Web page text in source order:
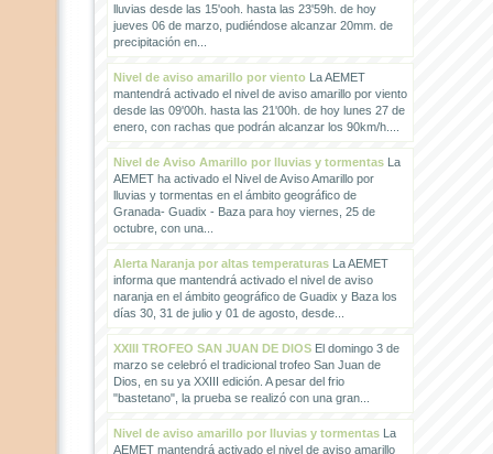
lluvias desde las 15'ooh. hasta las 23'59h. de hoy
jueves 06 de marzo, pudiéndose alcanzar 20mm. de
precipitación en...
Nivel de aviso amarillo por vientoLa AEMET
mantendrá activado el nivel de aviso amarillo por viento
desde las 09'00h. hasta las 21'00h. de hoy lunes 27 de
enero, con rachas que podrán alcanzar los 90km/h....
Nivel de Aviso Amarillo por lluvias y tormentasLa
AEMET ha activado el Nivel de Aviso Amarillo por
lluvias y tormentas en el ámbito geográfico de
Granada- Guadix - Baza para hoy viernes, 25 de
octubre, con una...
Alerta Naranja por altas temperaturasLa AEMET
informa que mantendrá activado el nivel de aviso
naranja en el ámbito geográfico de Guadix y Baza los
días 30, 31 de julio y 01 de agosto, desde...
XXIII TROFEO SAN JUAN DE DIOSEl domingo 3 de
marzo se celebró el tradicional trofeo San Juan de
Dios, en su ya XXIII edición. A pesar del frio
"bastetano", la prueba se realizó con una gran...
Nivel de aviso amarillo por lluvias y tormentasLa
AEMET mantendrá activado el nivel de aviso amarillo